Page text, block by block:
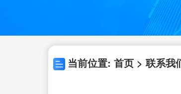
当前位置: 首页 > 联系我